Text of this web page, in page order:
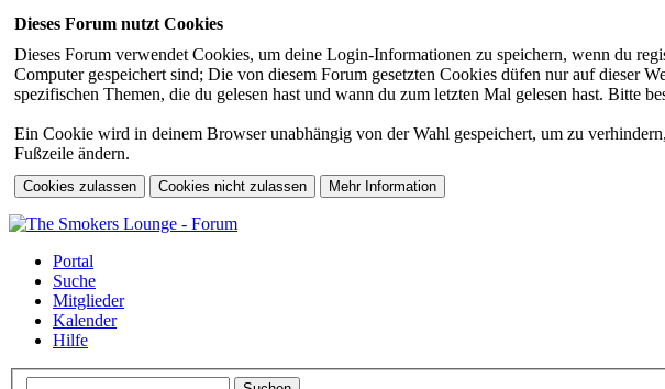
Dieses Forum nutzt Cookies
Dieses Forum verwendet Cookies, um deine Login-Informationen zu speichern, wenn du
Computer gespeichert sind; Die von diesem Forum gesetzten Cookies düfen nur auf dieser
spezifischen Themen, die du gelesen hast und wann du zum letzten Mal gelesen hast. Bitte
Ein Cookie wird in deinem Browser unabhängig von der Wahl gespeichert, um zu
Fußzeile ändern.
Portal
Suche
Mitglieder
Kalender
Hilfe